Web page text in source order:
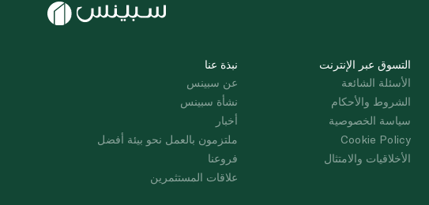
نبذة عنا
عن سبينس
نشأة سبينس
أخبار
ملتزمون بالعمل نحو بيئة أفضل
فروعنا
علاقات المستثمرين
التسوق عبر الإنترنت
الأسئلة الشائعة
الشروط والأحكام
سياسة الخصوصية
Cookie Policy
الأخلاقيات والامتثال